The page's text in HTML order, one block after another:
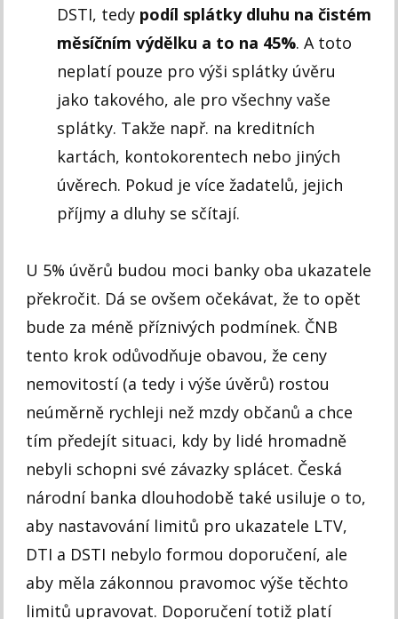
DSTI, tedy podíl splátky dluhu na čistém
měsíčním výdělku a to na 45%. A toto
neplatí pouze pro výši splátky úvěru
jako takového, ale pro všechny vaše
splátky. Takže např. na kreditních
kartách, kontokorentech nebo jiných
úvěrech. Pokud je více žadatelů, jejich
příjmy a dluhy se sčítají.
U 5% úvěrů budou moci banky oba ukazatele
překročit. Dá se ovšem očekávat, že to opět
bude za méně příznivých podmínek. ČNB
tento krok odůvodňuje obavou, že ceny
nemovitostí (a tedy i výše úvěrů) rostou
neúměrně rychleji než mzdy občanů a chce
tím předejít situaci, kdy by lidé hromadně
nebyli schopni své závazky splácet. Česká
národní banka dlouhodobě také usiluje o to,
aby nastavování limitů pro ukazatele LTV,
DTI a DSTI nebylo formou doporučení, ale
aby měla zákonnou pravomoc výše těchto
limitů upravovat. Doporučení totiž platí